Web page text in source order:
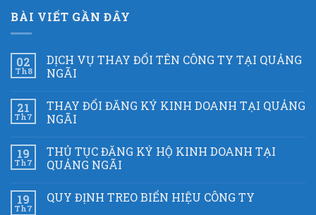
BÀI VIẾT GẦN ĐÂY
02
Th8
DỊCH VỤ THAY ĐỔI TÊN CÔNG TY TẠI QUẢNG
NGÃI
21
Th7
THAY ĐỔI ĐĂNG KÝ KINH DOANH TẠI QUẢNG
NGÃI
19
Th7
THỦ TỤC ĐĂNG KÝ HỘ KINH DOANH TẠI
QUẢNG NGÃI
19
Th7
QUY ĐỊNH TREO BIỂN HIỆU CÔNG TY